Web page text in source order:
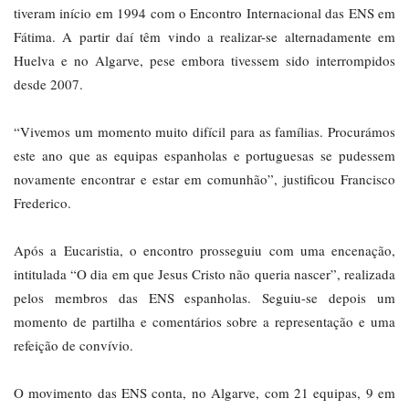
tiveram início em 1994 com o Encontro Internacional das ENS em
Fátima. A partir daí têm vindo a realizar-se alternadamente em
Huelva e no Algarve, pese embora tivessem sido interrompidos
desde 2007.
“Vivemos um momento muito difícil para as famílias. Procurámos
este ano que as equipas espanholas e portuguesas se pudessem
novamente encontrar e estar em comunhão”, justificou Francisco
Frederico.
Após a Eucaristia, o encontro prosseguiu com uma encenação,
intitulada “O dia em que Jesus Cristo não queria nascer”, realizada
pelos membros das ENS espanholas. Seguiu-se depois um
momento de partilha e comentários sobre a representação e uma
refeição de convívio.
O movimento das ENS conta, no Algarve, com 21 equipas, 9 em